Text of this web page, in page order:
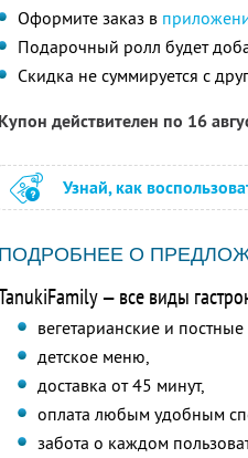
Оформите заказ в
Подарочный ролл будет
Скидка не суммируется с
Купон действителен по 16
Узнай, как
ПОДРОБНЕЕ О
— все виды
вегетарианские и
детское меню,
доставка от 45 минут,
оплата любым удобным
забота о каждом